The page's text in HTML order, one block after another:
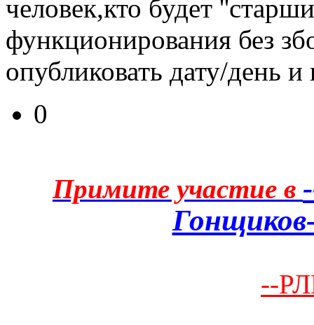
человек,кто будет
функционирования без
опубликовать дату/день и
0
Примите участие в
--